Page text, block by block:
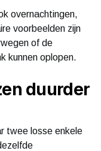
overnachtingen,
voorbeelden zijn
of de
kunnen oplopen.
duurder
twee losse enkele